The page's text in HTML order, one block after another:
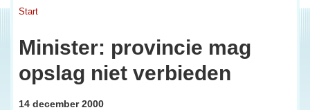
Start
Minister: provincie mag
opslag niet verbieden
14 december 2000